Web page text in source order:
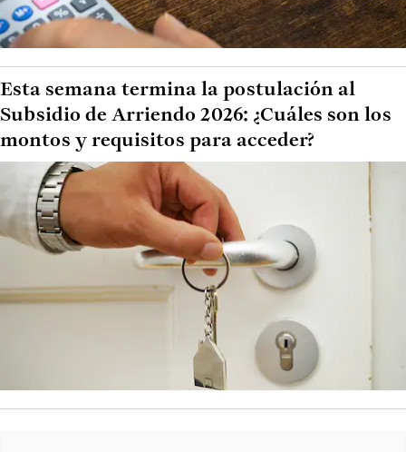
Esta semana termina la postulación al
Subsidio de Arriendo 2026: ¿Cuáles son los
montos y requisitos para acceder?